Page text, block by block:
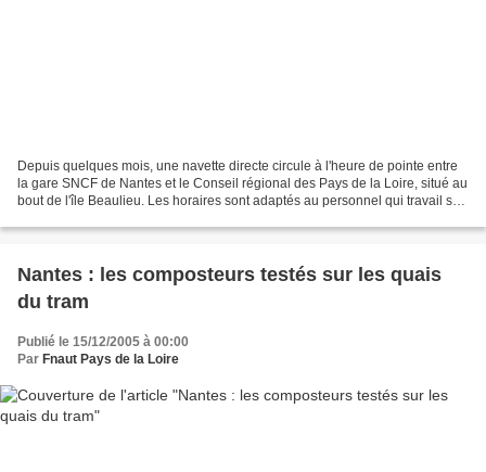
Depuis quelques mois, une navette directe circule à l'heure de pointe entre
la gare SNCF de Nantes et le Conseil régional des Pays de la Loire, situé au
bout de l'île Beaulieu. Les horaires sont adaptés au personnel qui travail sur
Nantes : les composteurs testés sur les quais
du tram
Publié le 15/12/2005 à 00:00
Par Fnaut Pays de la Loire